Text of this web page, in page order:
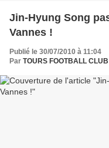
Jin-Hyung Song
Vannes !
Publié le 30/07/2010 à 11:04
Par TOURS FOOTBALL CLUB